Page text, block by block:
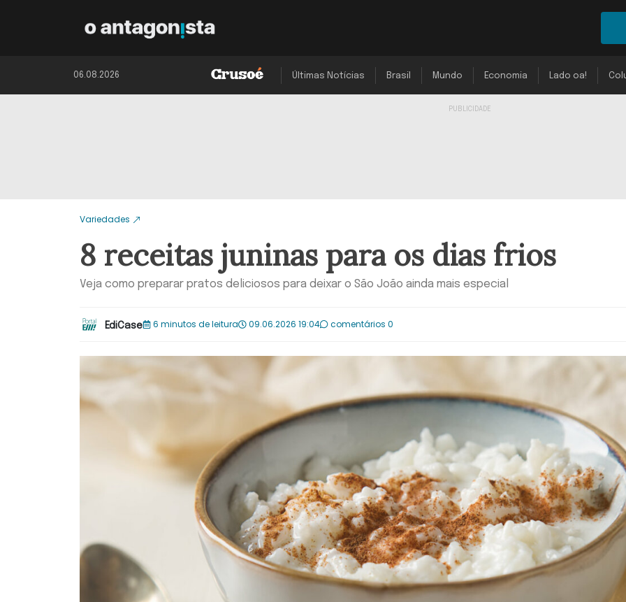
06.08.2026 Últimas Notícias Brasil Mundo Economia Lado oa!
Variedades
8 receitas juninas para os dias frios
Veja como preparar pratos deliciosos para deixar o São João ainda mais especial
EdiCase 6 minutos de leitura 09.06.2026 19:04 comentários 0